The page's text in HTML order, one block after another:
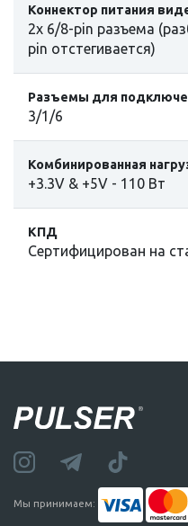
Коннектор питания
2x 6/8-pin разъема
pin отстегивается)
Разъемы для
3/1/6
Комбинированная
+3.3V & +5V - 110 Вт
КПД
Сертифицирован на
Мы принимаем: